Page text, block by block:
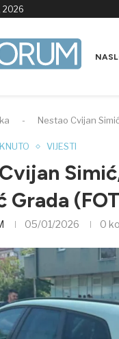
2026
- Nestao Cvijan
VIJESTI
Grada
05/01/2026 0